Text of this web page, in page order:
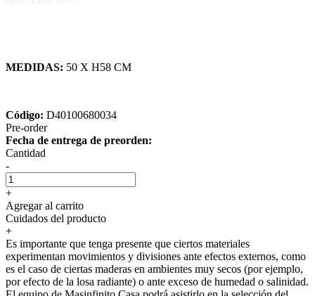
MEDIDAS: 50 X H58 CM
Código: D40100680034
Pre-order
Fecha de entrega de preorden:
Cantidad
-
+
Agregar al carrito
Cuidados del producto
+
Es importante que tenga presente que ciertos materiales
experimentan movimientos y divisiones ante efectos externos, como
es el caso de ciertas maderas en ambientes muy secos (por ejemplo,
por efecto de la losa radiante) o ante exceso de humedad o salinidad.